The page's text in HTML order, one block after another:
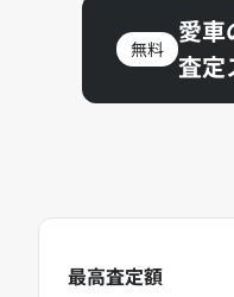
無料
愛車
査定
最高査定額